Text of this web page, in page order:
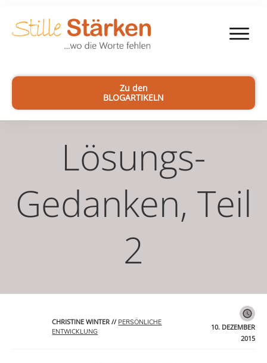
Zu den
BLOGARTIKELN
Lösungs-
Gedanken, Teil
2
CHRISTINE WINTER // PERSÖNLICHE
ENTWICKLUNG
10. DEZEMBER
2015